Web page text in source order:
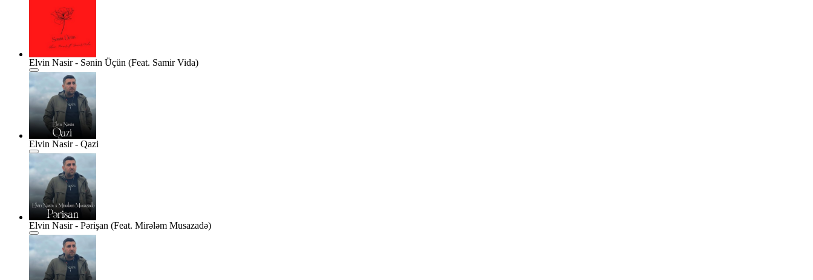
Elvin Nasir - Sənin Üçün (Feat. Samir Vida)
Elvin Nasir - Qazi
Elvin Nasir - Pərişan (Feat. Mirələm Musazadə)